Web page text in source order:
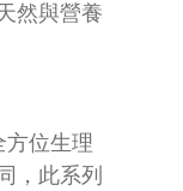
然與營養
方位生理
，此系列